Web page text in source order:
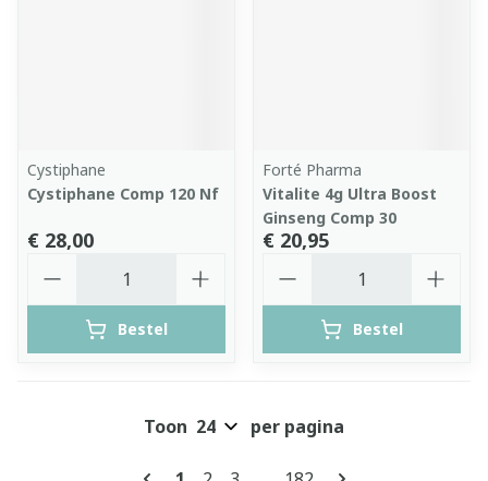
Cystiphane
Cystiphane Comp 120 Nf
€ 28,00
Bestel
Forté Pharma
Vitalite 4g Ultra Boost
Ginseng Comp 30
€ 20,95
Bestel
Pagina's
Toon per pagina